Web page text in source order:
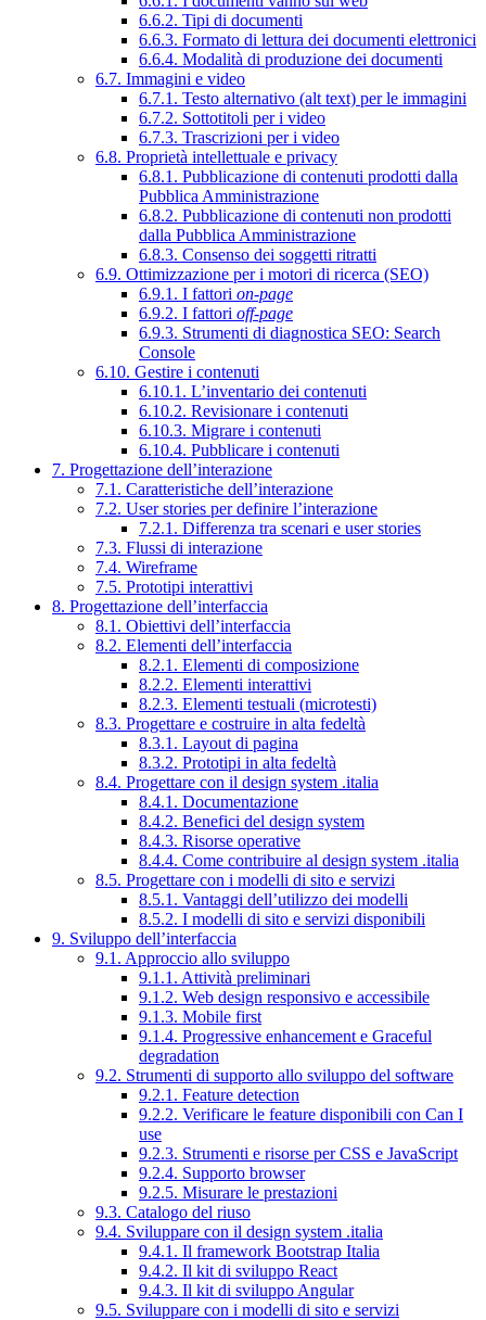
6.6.2. Tipi di documenti
6.6.3. Formato di lettura dei documenti elettronici
6.6.4. Modalità di produzione dei documenti
6.7. Immagini e video
6.7.1. Testo alternativo (alt text) per le immagini
6.7.2. Sottotitoli per i video
6.7.3. Trascrizioni per i video
6.8. Proprietà intellettuale e privacy
6.8.1. Pubblicazione di contenuti prodotti dalla
Pubblica Amministrazione
6.8.2. Pubblicazione di contenuti non prodotti
dalla Pubblica Amministrazione
6.8.3. Consenso dei soggetti ritratti
6.9. Ottimizzazione per i motori di ricerca (SEO)
6.9.1. I fattori on-page
6.9.2. I fattori off-page
6.9.3. Strumenti di diagnostica SEO: Search
Console
6.10. Gestire i contenuti
6.10.1. L’inventario dei contenuti
6.10.2. Revisionare i contenuti
6.10.3. Migrare i contenuti
6.10.4. Pubblicare i contenuti
7. Progettazione dell’interazione
7.1. Caratteristiche dell’interazione
7.2. User stories per definire l’interazione
7.2.1. Differenza tra scenari e user stories
7.3. Flussi di interazione
7.4. Wireframe
7.5. Prototipi interattivi
8. Progettazione dell’interfaccia
8.1. Obiettivi dell’interfaccia
8.2. Elementi dell’interfaccia
8.2.1. Elementi di composizione
8.2.2. Elementi interattivi
8.2.3. Elementi testuali (microtesti)
8.3. Progettare e costruire in alta fedeltà
8.3.1. Layout di pagina
8.3.2. Prototipi in alta fedeltà
8.4. Progettare con il design system .italia
8.4.1. Documentazione
8.4.2. Benefici del design system
8.4.3. Risorse operative
8.4.4. Come contribuire al design system .italia
8.5. Progettare con i modelli di sito e servizi
8.5.1. Vantaggi dell’utilizzo dei modelli
8.5.2. I modelli di sito e servizi disponibili
9. Sviluppo dell’interfaccia
9.1. Approccio allo sviluppo
9.1.1. Attività preliminari
9.1.2. Web design responsivo e accessibile
9.1.3. Mobile first
9.1.4. Progressive enhancement e Graceful
degradation
9.2. Strumenti di supporto allo sviluppo del software
9.2.1. Feature detection
9.2.2. Verificare le feature disponibili con Can I
use
9.2.3. Strumenti e risorse per CSS e JavaScript
9.2.4. Supporto browser
9.2.5. Misurare le prestazioni
9.3. Catalogo del riuso
9.4. Sviluppare con il design system .italia
9.4.1. Il framework Bootstrap Italia
9.4.2. Il kit di sviluppo React
9.4.3. Il kit di sviluppo Angular
9.5. Sviluppare con i modelli di sito e servizi